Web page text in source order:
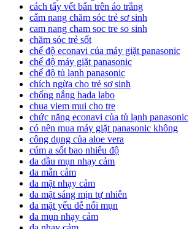
cách tẩy vết bẩn trên áo trắng
cẩm nang chăm sóc trẻ sơ sinh
cam nang cham soc tre so sinh
chăm sóc trẻ sốt
chế độ econavi của máy giặt panasonic
chế độ máy giặt panasonic
chế độ tủ lạnh panasonic
chích ngừa cho trẻ sơ sinh
chống nắng hada labo
chua viem mui cho tre
chức năng econavi của tủ lạnh panasonic
có nên mua máy giặt panasonic không
công dụng của aloe vera
cúm a sốt bao nhiêu độ
da dầu mụn nhạy cảm
da mẫn cảm
da mặt nhạy cảm
da mặt sáng mịn tự nhiên
da mặt yếu dễ nổi mụn
da mụn nhạy cảm